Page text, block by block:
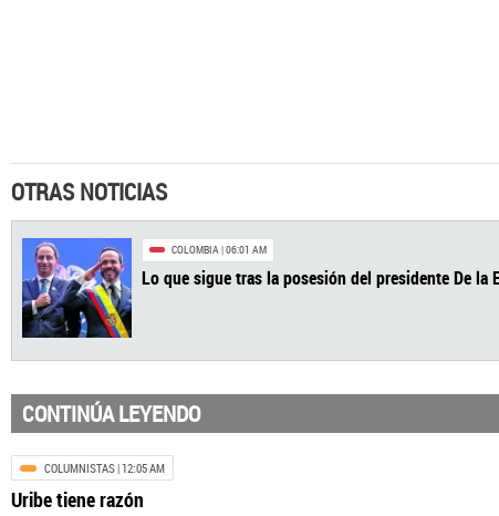
OTRAS NOTICIAS
CONTINÚA LEYENDO
COLUMNISTAS| 12:05 AM
Uribe tiene razón